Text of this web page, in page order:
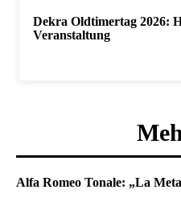
Dekra Oldtimertag 2026:
Veranstaltung
Alfa Romeo Tonale: „La